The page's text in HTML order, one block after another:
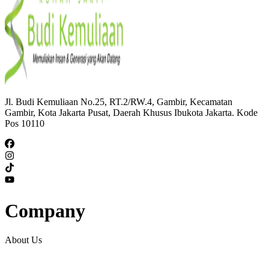
Jl. Budi Kemuliaan No.25, RT.2/RW.4, Gambir, Kecamatan
Gambir, Kota Jakarta Pusat, Daerah Khusus Ibukota Jakarta. Kode
Pos 10110
Company
About Us